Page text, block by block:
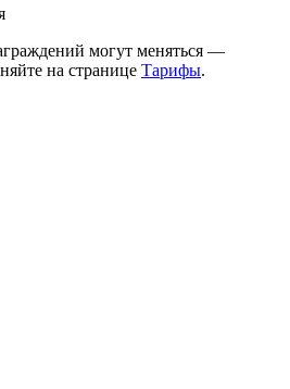
могут меняться —
на странице Тарифы.